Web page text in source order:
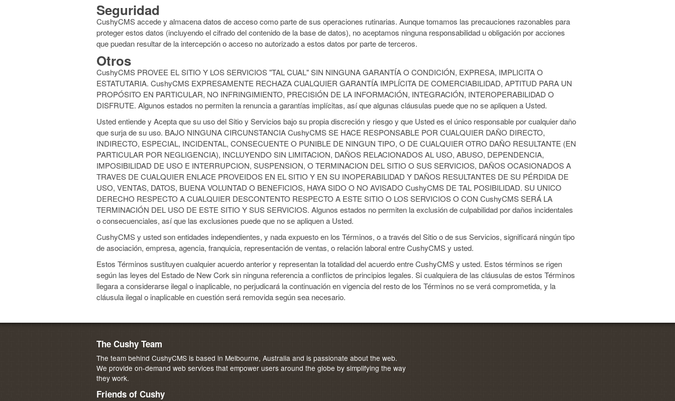
Seguridad
CushyCMS accede y almacena datos de acceso como parte de sus operaciones rutinarias. Aunque tomamos las precauciones razonables para
proteger estos datos (incluyendo el cifrado del contenido de la base de datos), no aceptamos ninguna responsabilidad u obligación por acciones
que puedan resultar de la intercepción o acceso no autorizado a estos datos por parte de terceros.
Otros
CushyCMS PROVEE EL SITIO Y LOS SERVICIOS "TAL CUAL" SIN NINGUNA GARANTÍA O CONDICIÓN, EXPRESA, IMPLICITA O
ESTATUTARIA. CushyCMS EXPRESAMENTE RECHAZA CUALQUIER GARANTÍA IMPLÍCITA DE COMERCIABILIDAD, APTITUD PARA UN
PROPÓSITO EN PARTICULAR, NO INFRINGIMIENTO, PRECISIÓN DE LA INFORMACIÓN, INTEGRACIÓN, INTEROPERABILIDAD O
DISFRUTE. Algunos estados no permiten la renuncia a garantías implícitas, así que algunas cláusulas puede que no se apliquen a Usted.
Usted entiende y Acepta que su uso del Sitio y Servicios bajo su propia discreción y riesgo y que Usted es el único responsable por cualquier daño
que surja de su uso. BAJO NINGUNA CIRCUNSTANCIA CushyCMS SE HACE RESPONSABLE POR CUALQUIER DAÑO DIRECTO,
INDIRECTO, ESPECIAL, INCIDENTAL, CONSECUENTE O PUNIBLE DE NINGUN TIPO, O DE CUALQUIER OTRO DAÑO RESULTANTE (EN
PARTICULAR POR NEGLIGENCIA), INCLUYENDO SIN LIMITACION, DAÑOS RELACIONADOS AL USO, ABUSO, DEPENDENCIA,
IMPOSIBILIDAD DE USO E INTERRUPCION, SUSPENSION, O TERMINACION DEL SITIO O SUS SERVICIOS, DAÑOS OCASIONADOS A
TRAVES DE CUALQUIER ENLACE PROVEIDOS EN EL SITIO Y EN SU INOPERABILIDAD Y DAÑOS RESULTANTES DE SU PÉRDIDA DE
USO, VENTAS, DATOS, BUENA VOLUNTAD O BENEFICIOS, HAYA SIDO O NO AVISADO CushyCMS DE TAL POSIBILIDAD. SU UNICO
DERECHO RESPECTO A CUALQUIER DESCONTENTO RESPECTO A ESTE SITIO O LOS SERVICIOS O CON CushyCMS SERÁ LA
TERMINACIÓN DEL USO DE ESTE SITIO Y SUS SERVICIOS. Algunos estados no permiten la exclusión de culpabilidad por daños incidentales
o consecuenciales, así que las exclusiones puede que no se apliquen a Usted.
CushyCMS y usted son entidades independientes, y nada expuesto en los Términos, o a través del Sitio o de sus Servicios, significará ningún tipo
de asociación, empresa, agencia, franquicia, representación de ventas, o relación laboral entre CushyCMS y usted.
Estos Términos sustituyen cualquier acuerdo anterior y representan la totalidad del acuerdo entre CushyCMS y usted. Estos términos se rigen
según las leyes del Estado de New Cork sin ninguna referencia a conflictos de principios legales. Si cualquiera de las cláusulas de estos Términos
llegara a considerarse ilegal o inaplicable, no perjudicará la continuación en vigencia del resto de los Términos no se verá comprometida, y la
cláusula ilegal o inaplicable en cuestión será removida según sea necesario.
The Cushy Team
The team behind CushyCMS is based in Melbourne, Australia and is passionate about the web.
We provide on-demand web services that empower users around the globe by simplifying the way
they work.
Friends of Cushy